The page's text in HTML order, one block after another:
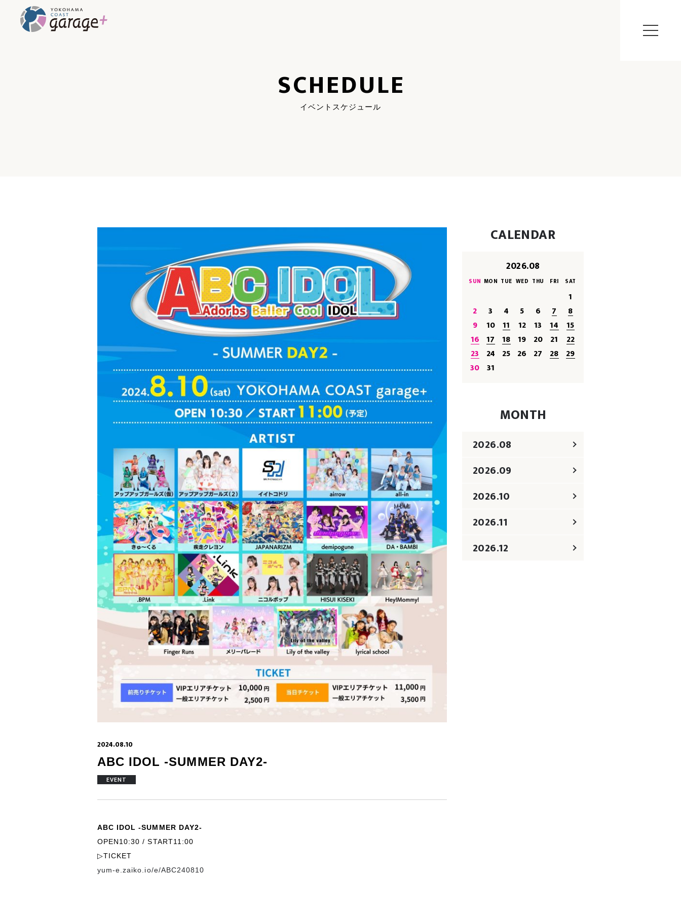
SCHEDULE
イベントスケジュール
2024.08.10
ABC IDOL -SUMMER DAY2-
EVENT
ABC IDOL -SUMMER DAY2-
OPEN10:30 / START11:00
▷TICKET
yum-e.zaiko.io/e/ABC240810
CALENDAR
2026.08
SUN MON TUE WED THU FRI SAT
1
2
3 4 5 6 7
8
9
10 11 12 13 14
15
16 17 18 19 20 21
22
23
24 25 26 27 28 29
30 31
MONTH
2026.08
2026.09
2026.10
2026.11
2026.12